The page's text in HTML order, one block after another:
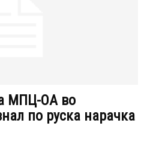
МПЦ-ОА во
по руска нарачка